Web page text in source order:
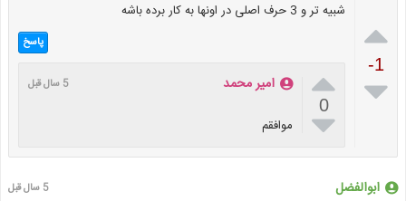

-1

شبیه تر و 3 حرف اصلی در اونها به کار برده باشه
پاسخ

0

امیر محمد 5 سال قبل
موافقم
ابوالفضل 5 سال قبل